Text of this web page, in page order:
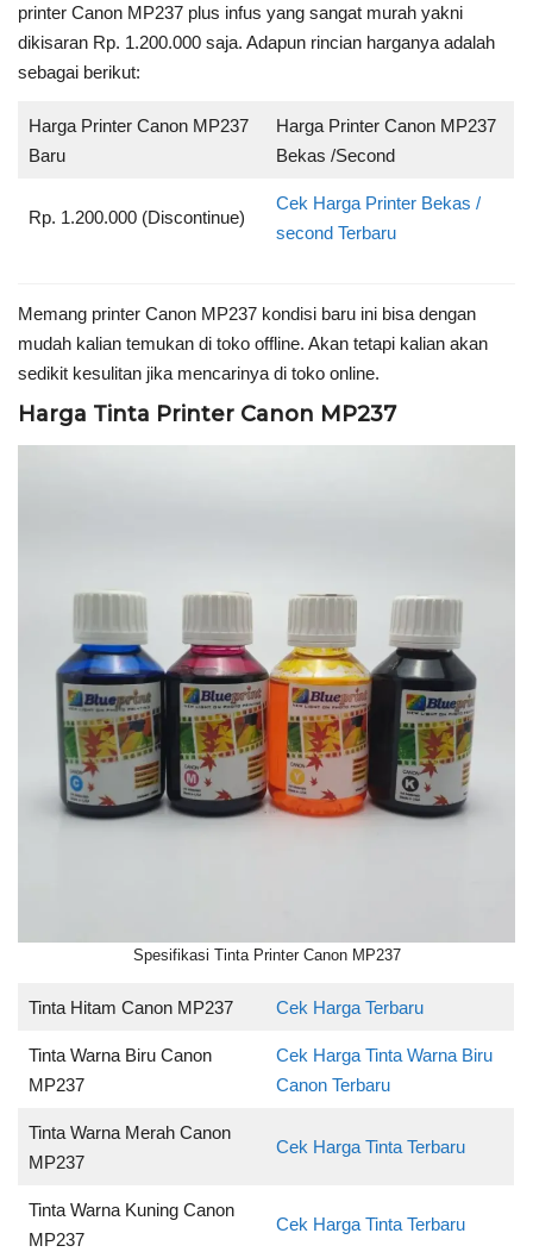
printer Canon MP237 plus infus yang sangat murah yakni
dikisaran Rp. 1.200.000 saja. Adapun rincian harganya adalah
sebagai berikut:
Harga Printer Canon MP237
Baru
Harga Printer Canon MP237
Bekas /Second
Rp. 1.200.000 (Discontinue)
Cek Harga Printer Bekas /
second Terbaru
Memang printer Canon MP237 kondisi baru ini bisa dengan
mudah kalian temukan di toko offline. Akan tetapi kalian akan
sedikit kesulitan jika mencarinya di toko online.
Harga Tinta Printer Canon MP237
Spesifikasi Tinta Printer Canon MP237
Tinta Hitam Canon MP237 Cek Harga Terbaru
Tinta Warna Biru Canon
MP237
Cek Harga Tinta Warna Biru
Canon Terbaru
Tinta Warna Merah Canon
MP237
Cek Harga Tinta Terbaru
Tinta Warna Kuning Canon
MP237
Cek Harga Tinta Terbaru